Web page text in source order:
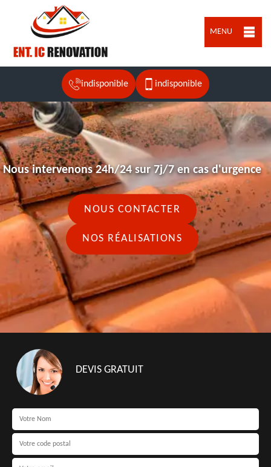
MENU
indisponible indisponible
Nous intervenons 24h/24 sur 7j/7 en cas d'urgence
NOUS CONTACTER
NOS RÉALISATIONS
DEVIS GRATUIT